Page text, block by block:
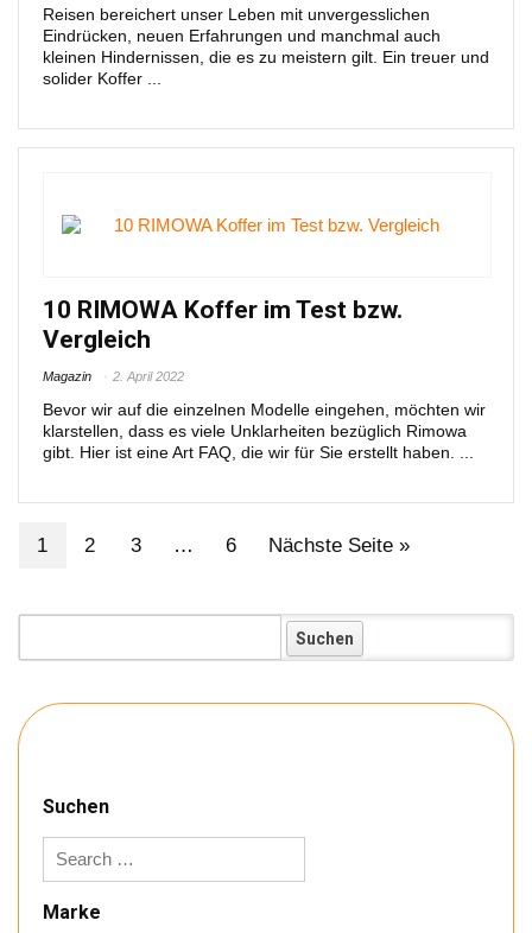
Reisen bereichert unser Leben mit unvergesslichen
Eindrücken, neuen Erfahrungen und manchmal auch
kleinen Hindernissen, die es zu meistern gilt. Ein treuer und
solider Koffer ...
10 RIMOWA Koffer im Test bzw.
Vergleich
Magazin 2. April 2022
Bevor wir auf die einzelnen Modelle eingehen, möchten wir
klarstellen, dass es viele Unklarheiten bezüglich Rimowa
gibt. Hier ist eine Art FAQ, die wir für Sie erstellt haben. ...
1 2 3 … 6 Nächste Seite »
Suchen
Marke